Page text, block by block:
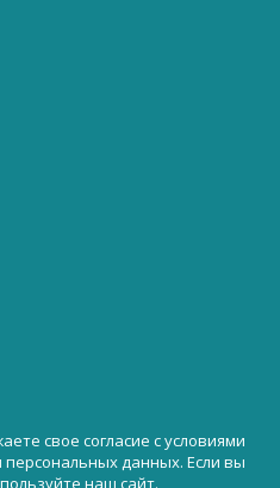
свое согласие с условиями
данных. Если вы
наш сайт.